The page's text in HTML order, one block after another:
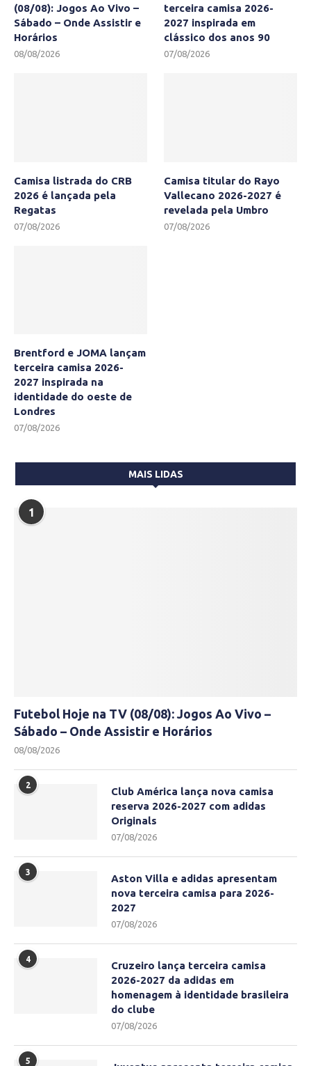
(08/08): Jogos Ao Vivo –
Sábado – Onde Assistir e
Horários
08/08/2026
terceira camisa 2026-
2027 inspirada em
clássico dos anos 90
07/08/2026
Camisa listrada do CRB
2026 é lançada pela
Regatas
07/08/2026
Camisa titular do Rayo
Vallecano 2026-2027 é
revelada pela Umbro
07/08/2026
Brentford e JOMA lançam
terceira camisa 2026-
2027 inspirada na
identidade do oeste de
Londres
07/08/2026
MAIS LIDAS
1
Futebol Hoje na TV (08/08): Jogos Ao Vivo –
Sábado – Onde Assistir e Horários
08/08/2026
2
Club América lança nova camisa
reserva 2026-2027 com adidas
Originals
07/08/2026
3
Aston Villa e adidas apresentam
nova terceira camisa para 2026-
2027
07/08/2026
4
Cruzeiro lança terceira camisa
2026-2027 da adidas em
homenagem à identidade brasileira
do clube
07/08/2026
5